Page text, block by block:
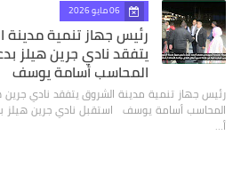
06 مايو 2026
رئيس جهاز تنمية
يتفقد نادي جرين هيلز
المحاسب أسامة يوسف
رئيس جهاز تنمية مدينة الشروق يتفقد نادي
المحاسب أسامة يوسف استقبل نادي جرين هيلز
أ…